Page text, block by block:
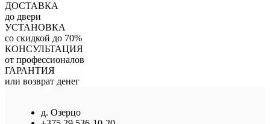
ДОСТАВКА
до двери
УСТАНОВКА
со скидкой до 70%
КОНСУЛЬТАЦИЯ
от профессионалов
ГАРАНТИЯ
или возврат денег
д. Озерцо